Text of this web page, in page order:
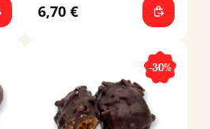
6,70 €
-30%